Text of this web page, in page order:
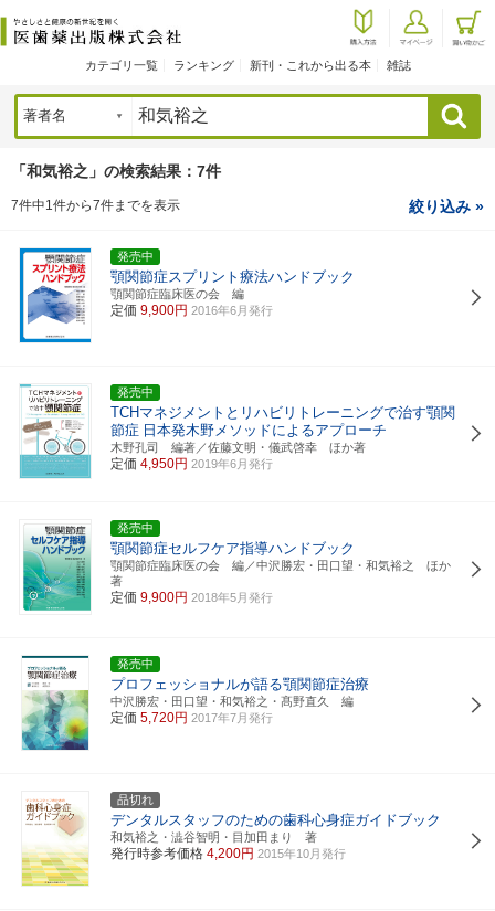
カテゴリ一覧 ランキング 新刊・これから出る本 雑誌
検索
「和気裕之」の検索結果：7件
7件中1件から7件までを表示 絞り込み »
発売中
顎関節症スプリント療法ハンドブック
顎関節症臨床医の会 編
定価 9,900円 2016年6月発行
発売中
TCHマネジメントとリハビリトレーニングで治す顎関
節症 日本発木野メソッドによるアプローチ
木野孔司 編著／佐藤文明・儀武啓幸 ほか著
定価 4,950円 2019年6月発行
発売中
顎関節症セルフケア指導ハンドブック
顎関節症臨床医の会 編／中沢勝宏・田口望・和気裕之 ほか
著
定価 9,900円 2018年5月発行
発売中
プロフェッショナルが語る顎関節症治療
中沢勝宏・田口望・和気裕之・髙野直久 編
定価 5,720円 2017年7月発行
品切れ
デンタルスタッフのための歯科心身症ガイドブック
和気裕之・澁谷智明・目加田まり 著
発行時参考価格 4,200円 2015年10月発行